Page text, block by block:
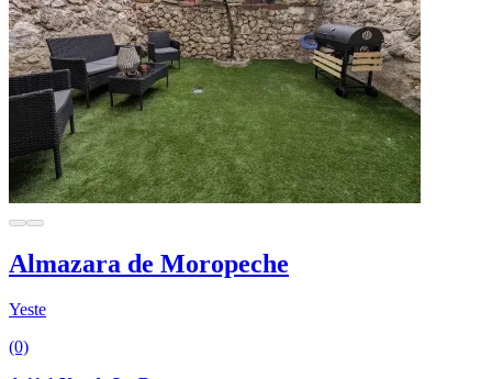
Almazara de Moropeche
Yeste
(0)